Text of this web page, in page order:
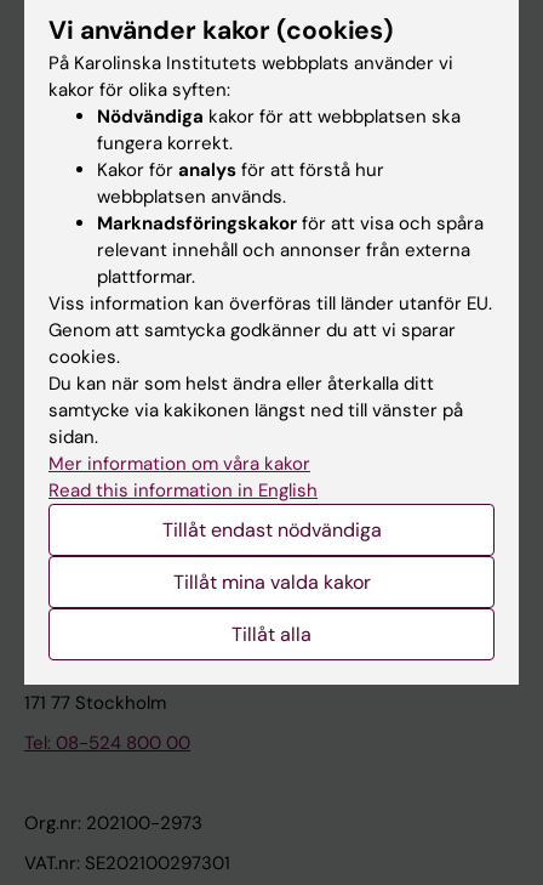
Ladok
Canvas
Schema
Studentmejlen
Kurs- och programwebbar
Student på KI
Medarbetare
Medarbetarportalen
Kontakta och besök KI
Universitetsbiblioteket
Stöd forskning och utbildning
Karolinska Institutet Innovation
Kontakta presstjänsten
Karolinska Institutet
171 77 Stockholm
Tel: 08-524 800 00
Org.nr: 202100-2973
VAT.nr: SE202100297301
Vi använder kakor (cookies)
På Karolinska Institutets webbplats använder vi
kakor för olika syften:
Nödvändiga kakor för att webbplatsen ska
fungera korrekt.
Kakor för analys för att förstå hur
webbplatsen används.
Marknadsföringskakor för att visa och spåra
relevant innehåll och annonser från externa
plattformar.
Viss information kan överföras till länder utanför EU.
Genom att samtycka godkänner du att vi sparar
cookies.
Du kan när som helst ändra eller återkalla ditt
samtycke via kakikonen längst ned till vänster på
sidan.
Mer information om våra kakor
Read this information in English
Tillåt endast nödvändiga
Tillåt mina valda kakor
Tillåt alla